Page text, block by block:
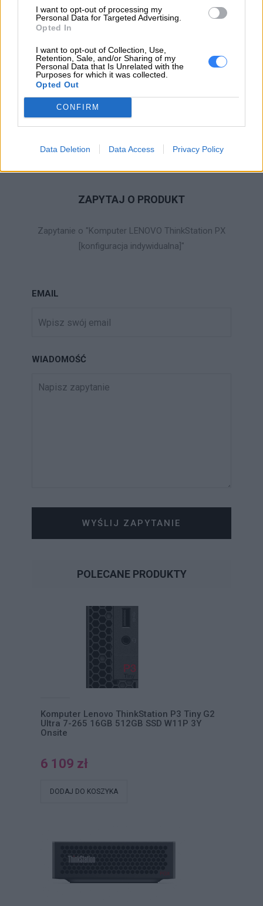
I want to opt-out of processing my
Personal Data for Targeted Advertising.
Opted In
I want to opt-out of Collection, Use,
Retention, Sale, and/or Sharing of my
Personal Data that Is Unrelated with the
Purposes for which it was collected.
Opted Out
CONFIRM
Data Deletion Data Access Privacy Policy
odpowiedzialny
Lenovo Technology B.V. Sp. z
o.o.
02-460 Warszawa
info_pl@lenovo.com
Pomoc
techniczna
https://support.lenovo.com/pl/pl/
ZAPYTAJ O PRODUKT
Zapytanie o "Komputer LENOVO ThinkStation PX
[konfiguracja indywidualna]"
EMAIL
WIADOMOŚĆ
WYŚLIJ ZAPYTANIE
POLECANE PRODUKTY
Komputer Lenovo ThinkStation P3 Tiny G2
Ultra 7-265 16GB 512GB SSD W11P 3Y
Onsite
6 109 zł
DODAJ DO KOSZYKA